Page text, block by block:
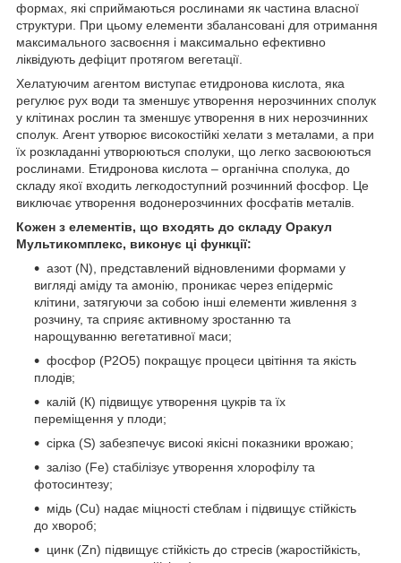
формах, які сприймаються рослинами як частина власної
структури. При цьому елементи збалансовані для отримання
максимального засвоєння і максимально ефективно
ліквідують дефіцит протягом вегетації.
Хелатуючим агентом виступає етидронова кислота, яка
регулює рух води та зменшує утворення нерозчинних сполук
у клітинах рослин та зменшує утворення в них нерозчинних
сполук. Агент утворює високостійкі хелати з металами, а при
їх розкладанні утворюються сполуки, що легко засвоюються
рослинами. Етидронова кислота – органічна сполука, до
складу якої входить легкодоступний розчинний фосфор. Це
виключає утворення водонерозчинних фосфатів металів.
Кожен з елементів, що входять до складу Оракул
Мультикомплекс, виконує ці функції:
азот (N), представлений відновленими формами у
вигляді аміду та амонію, проникає через епідерміс
клітини, затягуючи за собою інші елементи живлення з
розчину, та сприяє активному зростанню та
нарощуванню вегетативної маси;
фосфор (P2O5) покращує процеси цвітіння та якість
плодів;
калій (К) підвищує утворення цукрів та їх
переміщення у плоди;
сірка (S) забезпечує високі якісні показники врожаю;
залізо (Fe) стабілізує утворення хлорофілу та
фотосинтезу;
мідь (Cu) надає міцності стеблам і підвищує стійкість
до хвороб;
цинк (Zn) підвищує стійкість до стресів (жаростійкість,